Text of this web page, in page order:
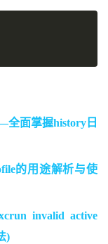
面掌握history日
的用途解析与使
invalid active
)